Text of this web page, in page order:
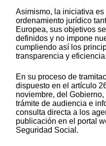
Asimismo, la iniciativa es
ordenamiento jurídico
Europea, sus objetivos
definidos y no impone
cumpliendo así los
transparencia y eficiencia.
En su proceso de
dispuesto en el artículo
noviembre, del
trámite de audiencia e
consulta directa a los
publicación en el portal
Seguridad Social.